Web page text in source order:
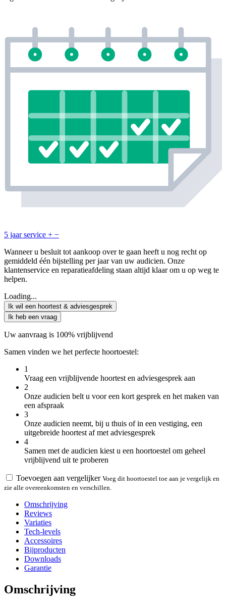
5 jaar service + −
Wanneer u besluit tot aankoop over te gaan heeft u nog recht op
gemiddeld één bijstelling per jaar van uw audicien. Onze
klantenservice en reparatieafdeling staan altijd klaar om u op weg te
helpen.
Loading...
Ik wil een hoortest & adviesgesprek
Ik heb een vraag
Uw aanvraag is 100% vrijblijvend
Samen vinden we het perfecte hoortoestel:
1
Vraag een vrijblijvende hoortest en adviesgesprek aan
2
Onze audicien belt u voor een kort gesprek en het maken van
een afspraak
3
Onze audicien neemt, bij u thuis of in een vestiging, een
uitgebreide hoortest af met adviesgesprek
4
Samen met de audicien kiest u een hoortoestel om geheel
vrijblijvend uit te proberen
Toevoegen aan vergelijker Voeg dit hoortoestel toe aan je vergelijk en
zie alle overeenkomsten en verschillen.
Omschrijving
Reviews
Variaties
Tech-levels
Accessoires
Bijproducten
Downloads
Garantie
Omschrijving